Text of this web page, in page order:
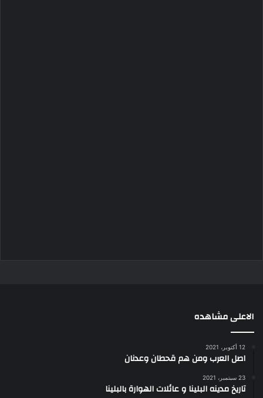
الاعلى مشاهده
12 أكتوبر، 2021
اصل العرب ومن هم قحطان وعدنان
23 سبتمبر، 2021
تاريخ مدينه البلينا و عائلات الهوارة بالبلينا